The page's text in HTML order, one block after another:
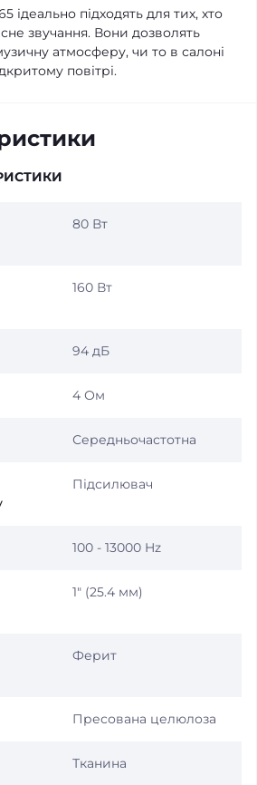
ідеально підходять для тих, хто
звучання. Вони дозволять
атмосферу, чи то в салоні
повітрі.
80 Вт
160 Вт
94 дБ
4 Ом
Середньочастотна
Підсилювач
100 - 13000 Hz
1″ (25.4 мм)
Ферит
Пресована целюлоза
Тканина